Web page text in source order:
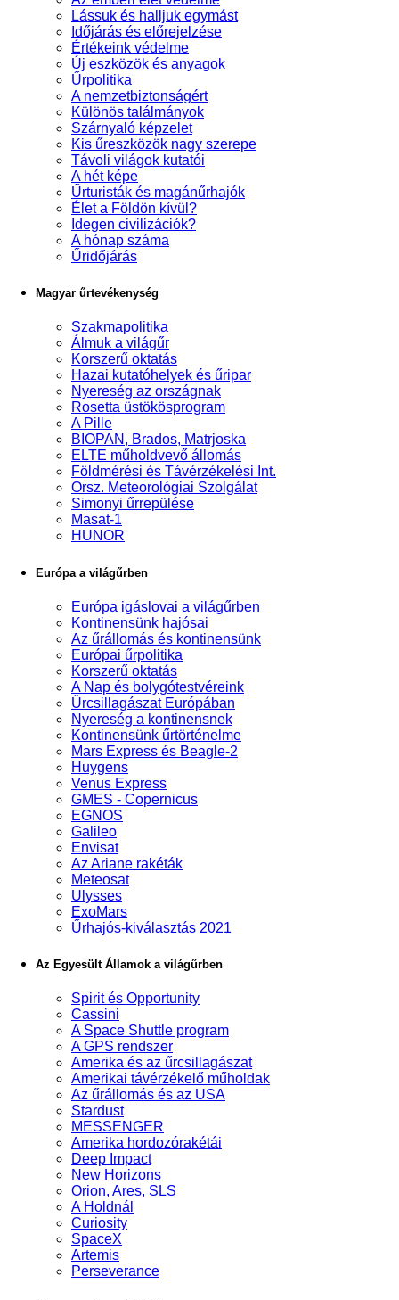
Lássuk és halljuk egymást
Időjárás és előrejelzése
Értékeink védelme
Új eszközök és anyagok
Űrpolitika
A nemzetbiztonságért
Különös találmányok
Szárnyaló képzelet
Kis űreszközök nagy szerepe
Távoli világok kutatói
A hét képe
Űrturisták és magánűrhajók
Élet a Földön kívül?
Idegen civilizációk?
A hónap száma
Űridőjárás
Magyar űrtevékenység
Szakmapolitika
Álmuk a világűr
Korszerű oktatás
Hazai kutatóhelyek és űripar
Nyereség az országnak
Rosetta üstökösprogram
A Pille
BIOPAN, Brados, Matrjoska
ELTE műholdvevő állomás
Földmérési és Távérzékelési Int.
Orsz. Meteorológiai Szolgálat
Simonyi űrrepülése
Masat-1
HUNOR
Európa a világűrben
Európa igáslovai a világűrben
Kontinensünk hajósai
Az űrállomás és kontinensünk
Európai űrpolitika
Korszerű oktatás
A Nap és bolygótestvéreink
Űrcsillagászat Európában
Nyereség a kontinensnek
Kontinensünk űrtörténelme
Mars Express és Beagle-2
Huygens
Venus Express
GMES - Copernicus
EGNOS
Galileo
Envisat
Az Ariane rakéták
Meteosat
Ulysses
ExoMars
Űrhajós-kiválasztás 2021
Az Egyesült Államok a világűrben
Spirit és Opportunity
Cassini
A Space Shuttle program
A GPS rendszer
Amerika és az űrcsillagászat
Amerikai távérzékelő műholdak
Az űrállomás és az USA
Stardust
MESSENGER
Amerika hordozórakétái
Deep Impact
New Horizons
Orion, Ares, SLS
A Holdnál
Curiosity
SpaceX
Artemis
Perseverance